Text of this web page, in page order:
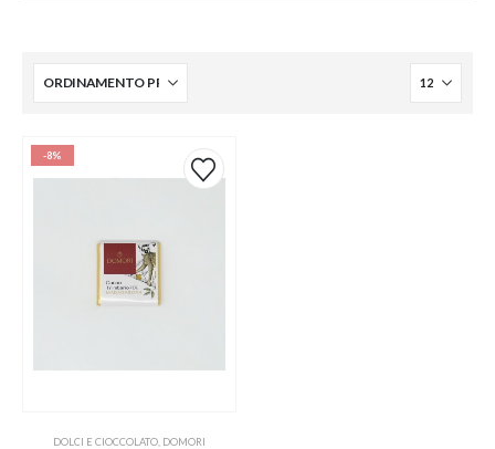
-8%
DOLCI E CIOCCOLATO DOMORI